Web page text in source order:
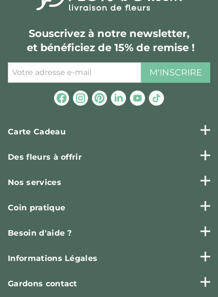
Souscrivez à notre newsletter,
et bénéficiez de 15% de remise !
M'INSCRIRE
Carte Cadeau
Des fleurs à offrir
Nos services
Coin pratique
Besoin d'aide ?
Informations Légales
Gardons contact